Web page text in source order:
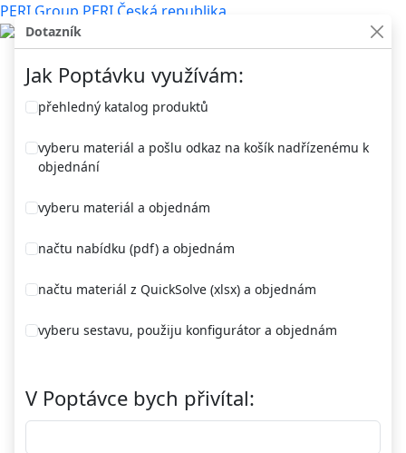
PERI Group PERI Česká republika
Dotazník
Jak Poptávku využívám:
přehledný katalog produktů
vyberu materiál a pošlu odkaz na košík nadřízenému k
objednání
vyberu materiál a objednám
načtu nabídku (pdf) a objednám
načtu materiál z QuickSolve (xlsx) a objednám
vyberu sestavu, použiju konfigurátor a objednám
V Poptávce bych přivítal: